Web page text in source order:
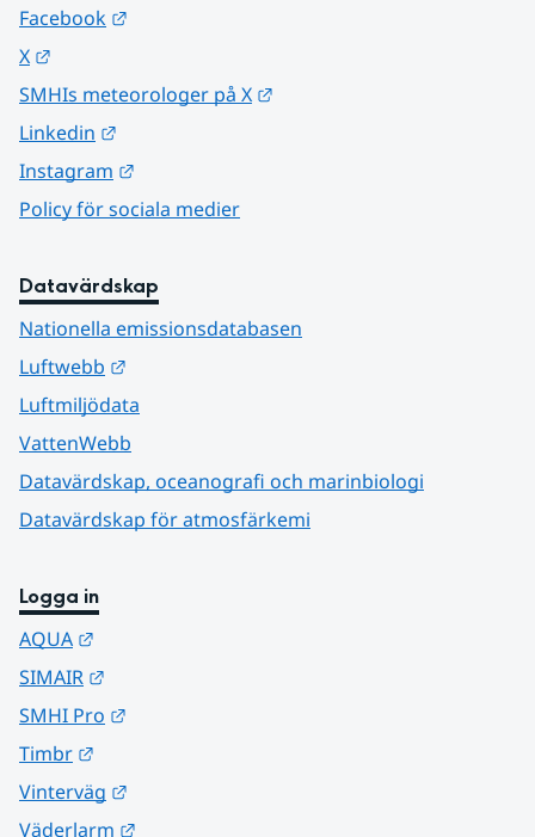
Facebook
X
SMHIs meteorologer på X
Linkedin
Instagram
Policy för sociala medier
Datavärdskap
Nationella emissionsdatabasen
Luftwebb
Luftmiljödata
VattenWebb
Datavärdskap, oceanografi och marinbiologi
Datavärdskap för atmosfärkemi
Logga in
AQUA
SIMAIR
SMHI Pro
Timbr
Vinterväg
Väderlarm